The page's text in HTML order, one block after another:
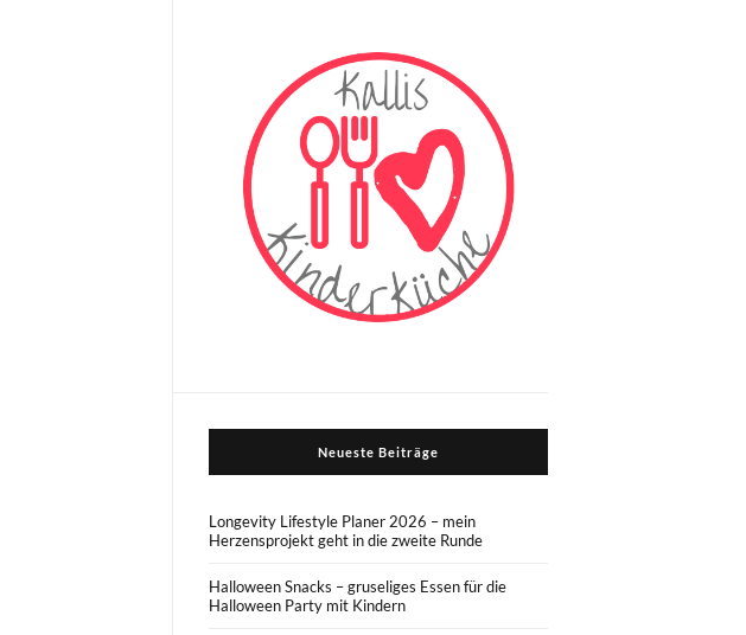
Neueste Beiträge
Longevity Lifestyle Planer 2026 – mein
Herzensprojekt geht in die zweite Runde
Halloween Snacks – gruseliges Essen für die
Halloween Party mit Kindern